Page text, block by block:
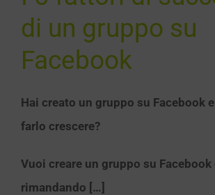
di un gruppo su
Facebook
Hai creato un gruppo su Facebook
farlo crescere?
Vuoi creare un gruppo su Facebook
rimandando […]